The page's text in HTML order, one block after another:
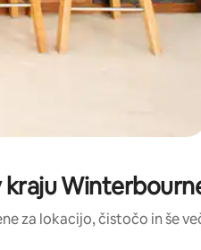
za lokacijo, čistočo in še